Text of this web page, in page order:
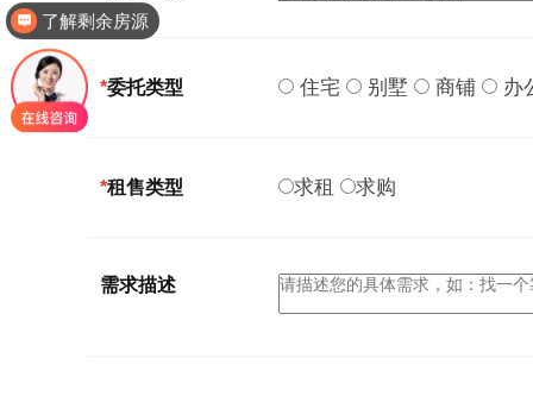
*委托类型 住宅 别墅 商铺 办
*租售类型 求租 求购
需求描述
了解剩余房源